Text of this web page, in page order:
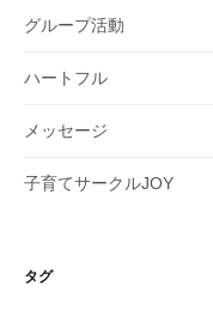
グループ活動
ハートフル
メッセージ
子育てサークルJOY
タグ